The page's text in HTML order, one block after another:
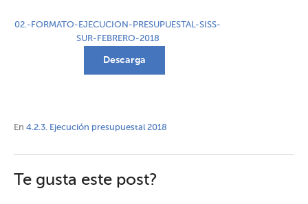
02.-FORMATO-EJECUCION-PRESUPUESTAL-SISS-
SUR-FEBRERO-2018
Descarga
En 4.2.3. Ejecución presupuestal 2018
Te gusta este post?